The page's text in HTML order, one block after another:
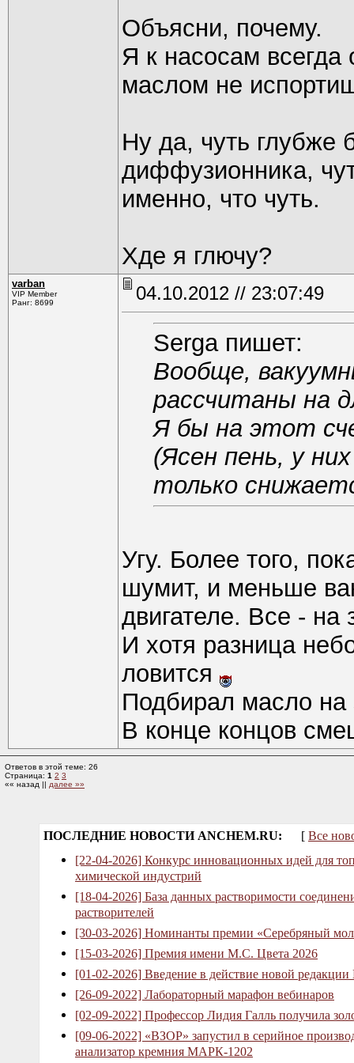
Объясни, почему.
Я к насосам
маслом не
Ну да, чуть глубже
диффузионника,
именно, что чуть.
Хде я глючу?
varban
VIP Member
Ранг: 8699
04.10.2012 // 23:07:49
Serga пишет:
Вообще,
рассчитаны на
Я бы на этот
(Ясен пень, у
только
Угу. Более того,
шумит, и меньше
двигателе. Все - на
И хотя разница
ловится
Подбирал масло на
В конце концов
Ответов в этой теме: 26
Страница: 1 2 3
«« назад || далее »»
ПОСЛЕДНИЕ НОВОСТИ ANCHEM.RU: [ Все
[22-04-2026] Конкурс инновационных идей для
химической индустрий
[18-04-2026] База данных растворимости
растворителей
[30-03-2026] Номинанты премии «Серебряный
[15-03-2026] Премия имени М.С. Цвета 2026
[01-02-2026] Введение в действие новой
[26-09-2022] Лабораторный марафон вебинаров
[02-09-2022] Профессор Лидия Галль получила
[09-06-2022] «ВЗОР» запустил в серийное
анализатор кремния МАРК-1202